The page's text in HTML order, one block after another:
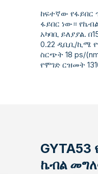
ከፍተኛው የፋይበር
ፋይበር ነው።
አካባቢ ይለያያል.
0.22 ዲቢቢ/ኪሜ
ስርጭት 18 ps/
የሞገድ ርዝመት
GYTA53
ኬብል